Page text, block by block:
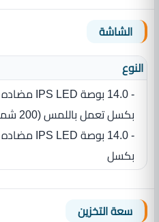
الشاشة
النوع
بكسل تعمل باللمس (200 شمعة ) زاوية رؤية 160 درجة
بكسل
سعة التخزين